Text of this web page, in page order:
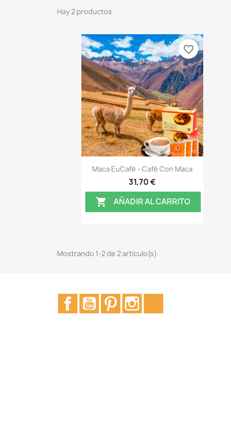
Hay 2 productos.
Vista rápida
Maca EuCafé - Café Con Maca
31,70 €
 AÑADIR AL CARRITO
favorite_border
Mostrando 1-2 de 2 artículo(s)
FacebookYouTubePinterest